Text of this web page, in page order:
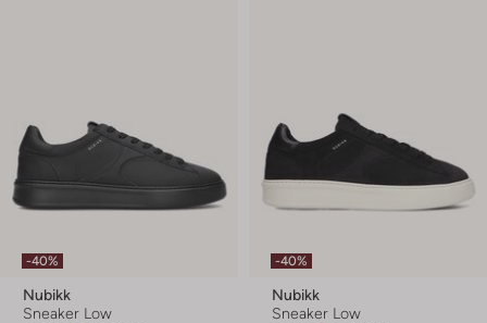
-40%
Nubikk
Sneaker Low
-40%
Nubikk
Sneaker Low